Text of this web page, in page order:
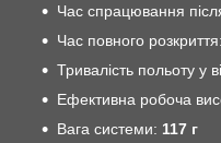
Час спрацювання
Час повного розкриття:
Тривалість польоту у
Ефективна робоча
Вага системи: 117 г